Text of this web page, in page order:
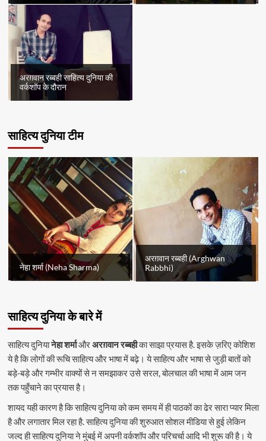
अरग़वान रब्बही साहित्य दुनिया की
वर्कशॉप के दौरान
साहित्य दुनिया टीम
नेहा शर्मा (Neha Sharma)
अरग़वान रब्बही (Arghwan
Rabbhi)
साहित्य दुनिया के बारे में
साहित्य दुनियानेहा शर्माऔरअरग़वान रब्बहीका साझा प्रयास है. इसके ज़रिए कोशिश
ये है कि लोगों की रूचि साहित्य और भाषा में बढ़े। ये साहित्य और भाषा से जुड़ी बातों को
बड़े-बड़े और गम्भीर वाक्यों से न समझाकर उसे सरल, बोलचाल की भाषा में आम जन
तक पहुँचाने का प्रयास है।
शायद यही कारण है कि साहित्य दुनिया को कम समय में ही पाठकों का ढेर सारा प्यार मिला
है और लगातार मिल रहा है. साहित्य दुनिया की शुरुआत सोशल मीडिया से हुई लेकिन
जल्द ही साहित्य दुनिया ने मुंबई में अपनी वर्कशॉप और परिचर्चा आदि भी शुरू की है। ये